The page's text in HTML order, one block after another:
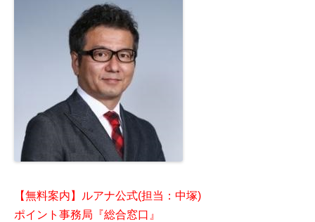
【無料案内】ルアナ公式(担当：中塚)
ポイント事務局『総合窓口』